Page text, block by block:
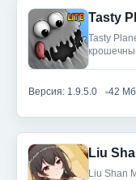
Tasty
Tasty
Версия: 1.9.5.0 42 Мб
Liu
Liu Shan